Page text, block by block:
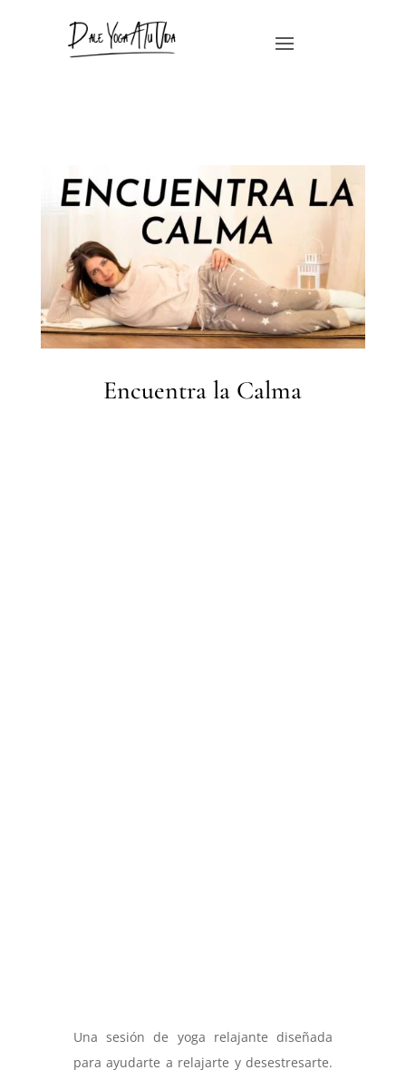
Encuentra la Calma
Sarah Banos|Ene 13, 2023 |Clases
Encuentra la Calma
Una sesión de yoga relajante diseñada
para ayudarte a relajarte y desestresarte.